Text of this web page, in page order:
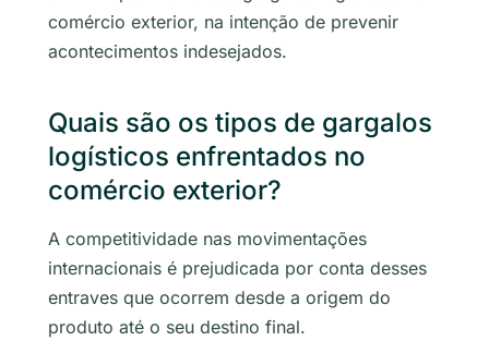
comércio exterior, na intenção de prevenir
acontecimentos indesejados.
Quais são os tipos de gargalos
logísticos enfrentados no
comércio exterior?
A competitividade nas movimentações
internacionais é prejudicada por conta desses
entraves que ocorrem desde a origem do
produto até o seu destino final.